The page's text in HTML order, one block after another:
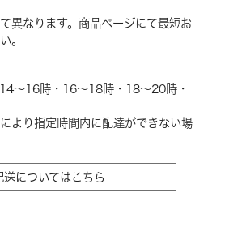
異なります。商品ページにて最短お
。
〜16時・16〜18時・18〜20時・
より指定時間内に配達ができない場
送についてはこちら